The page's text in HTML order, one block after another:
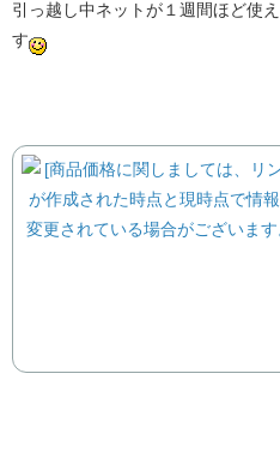
引っ越し中ネットが１週間ほど使
す